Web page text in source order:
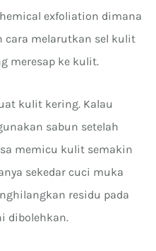
exfoliation dimana
cara melarutkan sel kulit
meresap ke kulit.
kulit kering. Kalau
sabun setelah
memicu kulit semakin
sekedar cuci muka
residu pada
dibolehkan.